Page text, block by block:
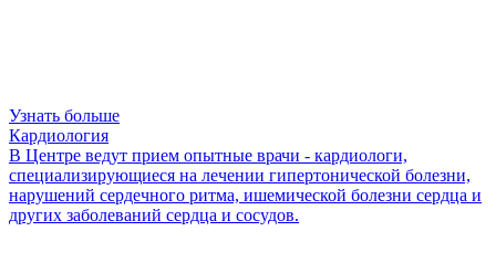
Узнать больше
Кардиология
B Центре ведут прием опытные врачи - кардиологи,
специализирующиеся на лечении гипертонической болезни,
нарушений сердечного ритма, ишемической болезни сердца и
других заболеваний сердца и сосудов.